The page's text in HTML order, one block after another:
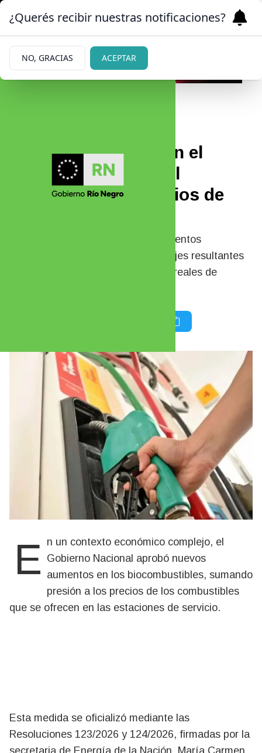
Nuevos aumentos en el
bioetanol y biodiesel
influirán en los precios de
El Gobierno advirtió que estos aumentos
responden a subsanar los "desfasajes resultantes
de su implementación y los costos reales de
En un contexto económico complejo, el Gobierno Nacional aprobó nuevos
aumentos en los biocombustibles, sumando
presión a los precios de los combustibles
que se ofrecen en las estaciones de servicio.
Esta medida se oficializó mediante las
Resoluciones 123/2026 y 124/2026, firmadas por la
secretaria de Energía de la Nación, María Carmen
¿Querés recibir nuestras notificaciones?
NO, GRACIAS ACEPTAR